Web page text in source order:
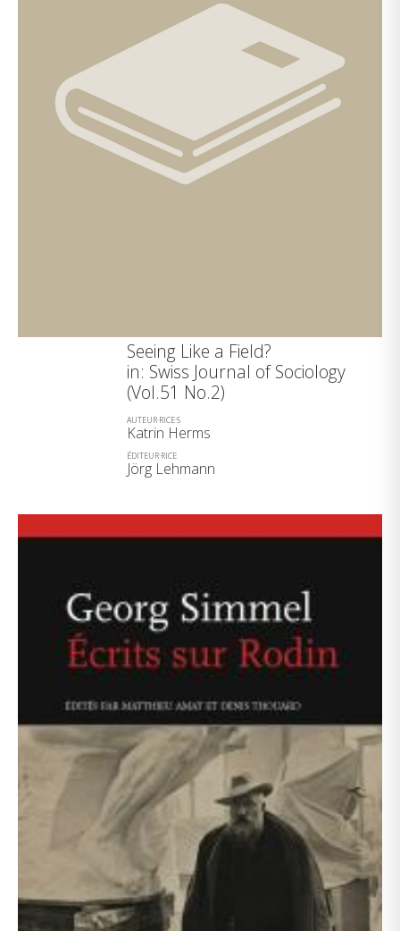
Seeing Like a Field?
in: Swiss Journal of Sociology
(Vol.51 No.2)
AUTEUR·RICE·S
Katrin Herms
ÉDITEUR·RICE
Jörg Lehmann